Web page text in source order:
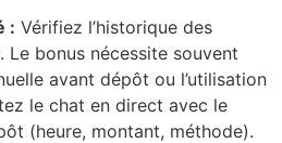
: Vérifiez l’historique des
Le bonus nécessite souvent
avant dépôt ou l’utilisation
le chat en direct avec le
(heure, montant, méthode).